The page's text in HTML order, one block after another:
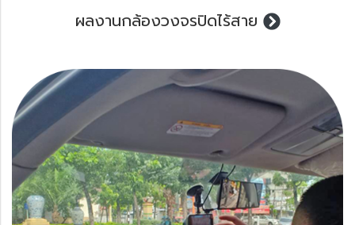
ผลงานกล้องวงจรปิดไร้สาย